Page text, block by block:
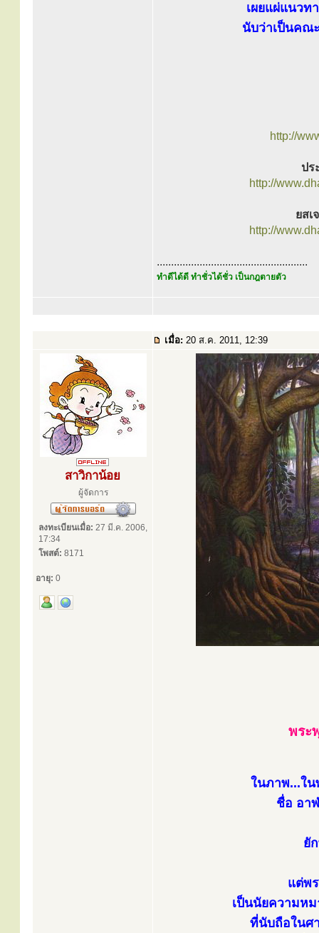
เผยแผ่แนวท
นับว่าเป็นคณ
http://
ปร
http://
ยส
http://
.....................................................
ทำดีได้ดี ทำชั่วได้ชั่ว เป็นกฎตายตัว
เมื่อ: 20 ส.ค. 2011, 12:39
สาวิกาน้อย
ผู้จัดการ
ลงทะเบียนเมื่อ: 27 มี.ค. 2006,
17:34
โพสต์: 8171
อายุ: 0
พระ
ในภาพ...ใน
ชื่อ อา
ยั
แต่พ
เป็นนัยความห
ที่นับถือในศ